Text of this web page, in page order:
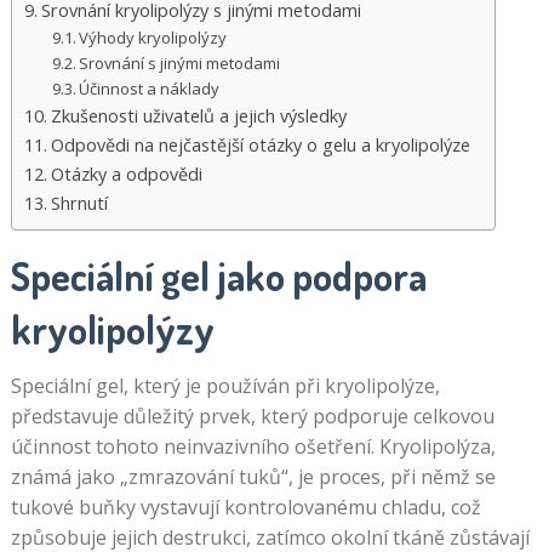
Srovnání kryolipolýzy s jinými metodami
Výhody kryolipolýzy
Srovnání s jinými metodami
Účinnost a náklady
Zkušenosti uživatelů a jejich výsledky
Odpovědi na nejčastější otázky o gelu a kryolipolýze
Otázky a odpovědi
Shrnutí
Speciální gel jako podpora
kryolipolýzy
Speciální gel, který je používán při kryolipolýze,
představuje důležitý prvek, který podporuje celkovou
účinnost tohoto neinvazivního ošetření. Kryolipolýza,
známá jako „zmrazování tuků“, je proces, při němž se
tukové buňky vystavují kontrolovanému chladu, což
způsobuje jejich destrukci, zatímco okolní tkáně zůstávají